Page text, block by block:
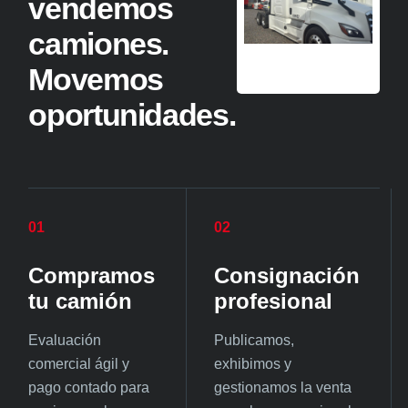
vendemos
camiones.
Movemos
oportunidades.
01
Compramos
tu camión
Evaluación
comercial ágil y
pago contado para
02
Consignación
profesional
Publicamos,
exhibimos y
gestionamos la venta